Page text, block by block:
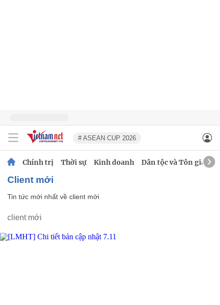
# ASEAN CUP 2026
Chính trị Thời sự Kinh doanh Dân tộc và Tôn giáo
client mới
Tin tức mới nhất về client mới
client mới